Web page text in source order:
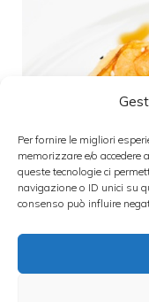
Per fornire le migliori
memorizzare e/o
queste tecnologie ci
navigazione o ID unici su
consenso può influire